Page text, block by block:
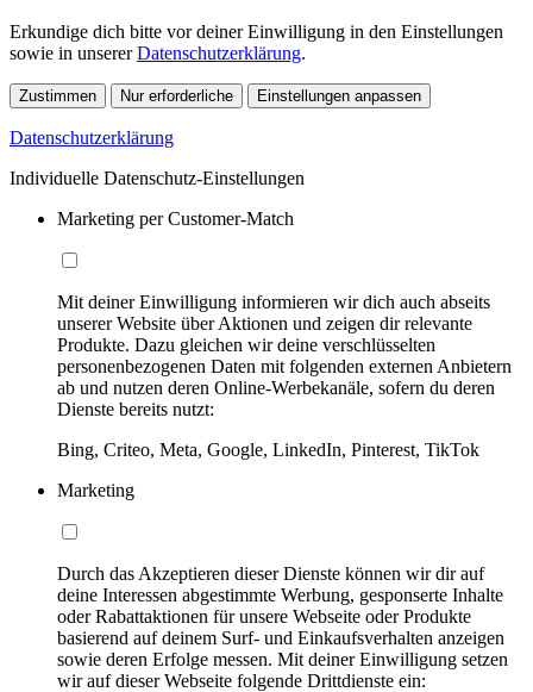
Erkundige dich bitte vor deiner Einwilligung in den Einstellungen
sowie in unsererDatenschutzerklärung.
Zustimmen Nur erforderliche Einstellungen anpassen
Datenschutzerklärung
Individuelle Datenschutz-Einstellungen
Marketing per Customer-Match
Mit deiner Einwilligung informieren wir dich auch abseits
unserer Website über Aktionen und zeigen dir relevante
Produkte. Dazu gleichen wir deine verschlüsselten
personenbezogenen Daten mit folgenden externen Anbietern
ab und nutzen deren Online-Werbekanäle, sofern du deren
Dienste bereits nutzt:
Bing, Criteo, Meta, Google, LinkedIn, Pinterest, TikTok
Marketing
Durch das Akzeptieren dieser Dienste können wir dir auf
deine Interessen abgestimmte Werbung, gesponserte Inhalte
oder Rabattaktionen für unsere Webseite oder Produkte
basierend auf deinem Surf- und Einkaufsverhalten anzeigen
sowie deren Erfolge messen. Mit deiner Einwilligung setzen
wir auf dieser Webseite folgende Drittdienste ein: